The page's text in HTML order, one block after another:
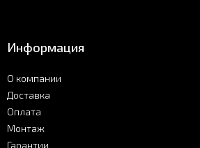
Информация
О компании
Доставка
Оплата
Монтаж
Гарантии